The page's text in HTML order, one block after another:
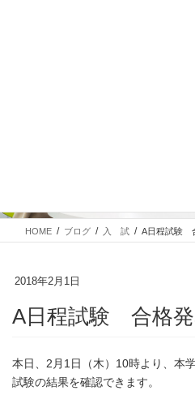
HOME ブログ 入 試 A日程試験
2018年2月1日
A日程試験 合格発
本日、2月1日（木）10時より、本
試験の結果を確認できます。